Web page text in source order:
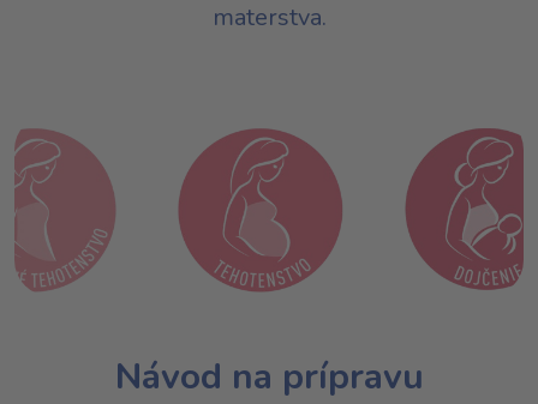
materstva.
Návod na prípravu